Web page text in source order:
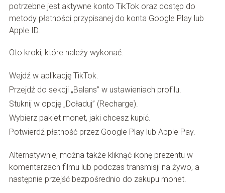
potrzebne jest aktywne konto TikTok oraz dostęp do
metody płatności przypisanej do konta Google Play lub
Apple ID.
Oto kroki, które należy wykonać:
Wejdź w aplikację TikTok.
Przejdź do sekcji „Balans” w ustawieniach profilu.
Stuknij w opcję „Doładuj” (Recharge).
Wybierz pakiet monet, jaki chcesz kupić.
Potwierdź płatność przez Google Play lub Apple Pay.
Alternatywnie, można także kliknąć ikonę prezentu w
komentarzach filmu lub podczas transmisji na żywo, a
następnie przejść bezpośrednio do zakupu monet.